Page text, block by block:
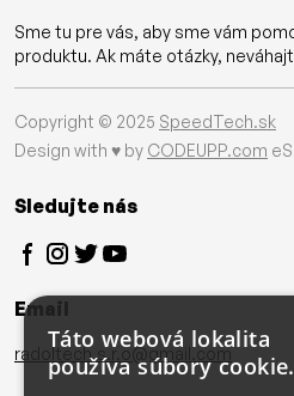
Sme tu pre vás, aby sme vám
produktu. Ak máte otázky,
Copyright © 2025 SpeedTech.sk
Design with ♥ by CODEUPP.com
Sledujte nás
Email
radoltech.s.r.o@gmail.com
Táto webová lokalita
používa súbory cookie.